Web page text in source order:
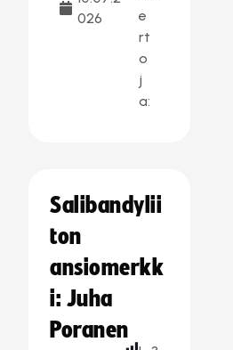
026
e
rt
o
j
a:
Salibandylii
ton
ansiomerkk
i: Juha
Poranen